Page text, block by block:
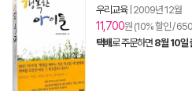
우리교육| 2009년 12월
11,700원 (10% 할인 /
택배로 주문하면 8월 10일